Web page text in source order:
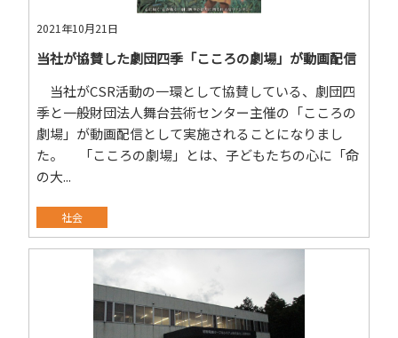
2021年10月21日
当社が協賛した劇団四季「こころの劇場」が動画配信
当社がCSR活動の一環として協賛している、劇団四
季と一般財団法人舞台芸術センター主催の「こころの
劇場」が動画配信として実施されることになりまし
た。 「こころの劇場」とは、子どもたちの心に「命
の大...
社会